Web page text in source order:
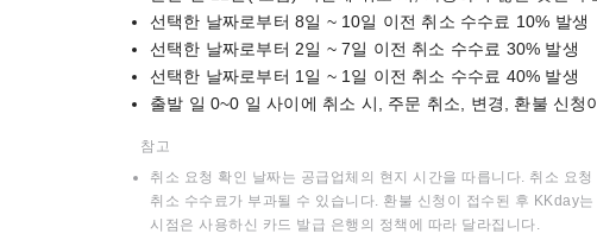
선택한 날짜로부터 8일 ~ 10일 이전 취소 수수료 10% 발생
선택한 날짜로부터 2일 ~ 7일 이전 취소 수수료 30% 발생
선택한 날짜로부터 1일 ~ 1일 이전 취소 수수료 40% 발생
출발 일 0~0 일 사이에 취소 시, 주문 취소, 변경, 환불 신청
참고
취소 요청 확인 날짜는 공급업체의 현지 시간을 따릅니다. 취소 요
취소 수수료가 부과될 수 있습니다. 환불 신청이 접수된 후 KKday
시점은 사용하신 카드 발급 은행의 정책에 따라 달라집니다.